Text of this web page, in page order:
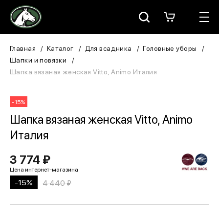
Москва
Для всадника
В конюшню
ЗООТОВАРЫ
Для собаки
Сувениры/Подарки
Главная Каталог Для всадника
Головные уборы
Шапки и повязки
Шапка вязаная женская Vitto, Animo Италия
-15%
Шапка вязаная женская Vitto, Animo
Италия
3 774 ₽
-15% 4 440 ₽